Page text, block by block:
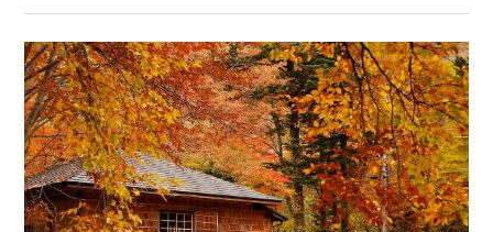
“中禅寺”等，周围尽是观光胜地。乘坐周游中禅寺湖的游览船，您可以更好
的了解到中禅寺湖的魅力。这里为您贴心的设计了可以周游湖面一周和期间
限定的“千手之滨”等路线，供您更好的游览中禅寺湖及周边风光。